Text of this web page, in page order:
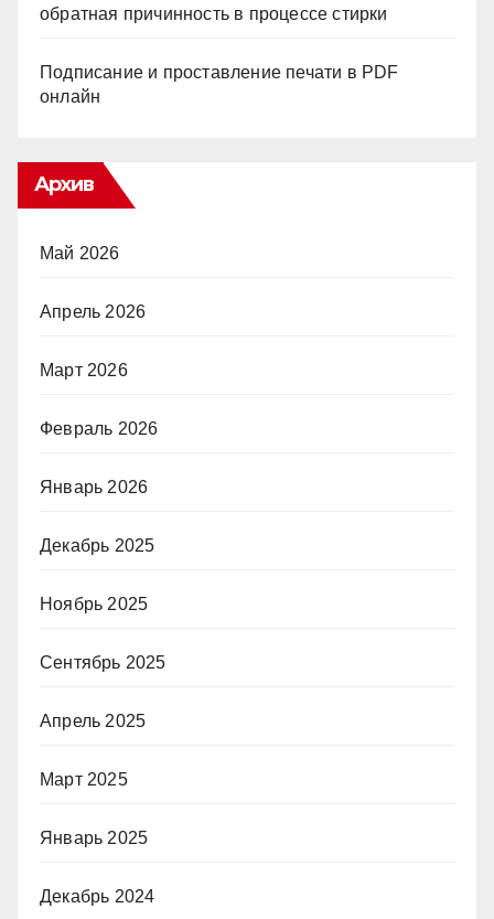
обратная причинность в процессе стирки
Подписание и проставление печати в PDF
онлайн
Архив
Май 2026
Апрель 2026
Март 2026
Февраль 2026
Январь 2026
Декабрь 2025
Ноябрь 2025
Сентябрь 2025
Апрель 2025
Март 2025
Январь 2025
Декабрь 2024